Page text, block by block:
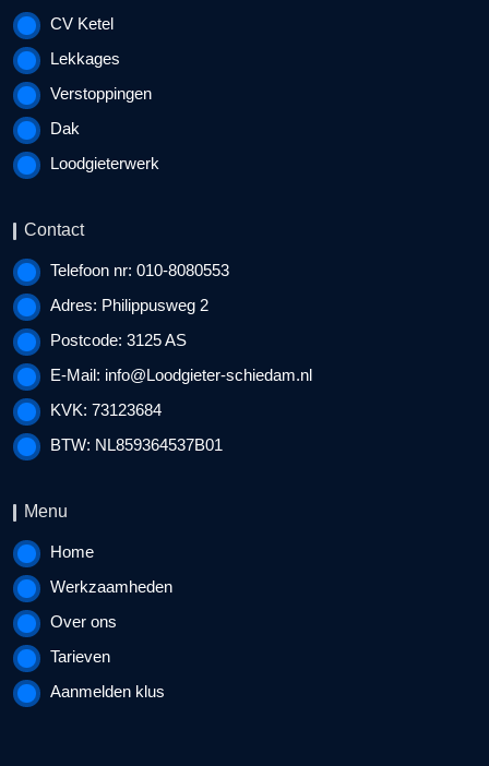
CV Ketel
Lekkages
Verstoppingen
Dak
Loodgieterwerk
Contact
Telefoon nr: 010-8080553
Adres: Philippusweg 2
Postcode: 3125 AS
E-Mail: info@Loodgieter-schiedam.nl
KVK: 73123684
BTW: NL859364537B01
Menu
Home
Werkzaamheden
Over ons
Tarieven
Aanmelden klus